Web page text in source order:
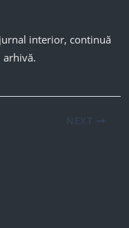
interior, continuă
arhivă.
NEXT